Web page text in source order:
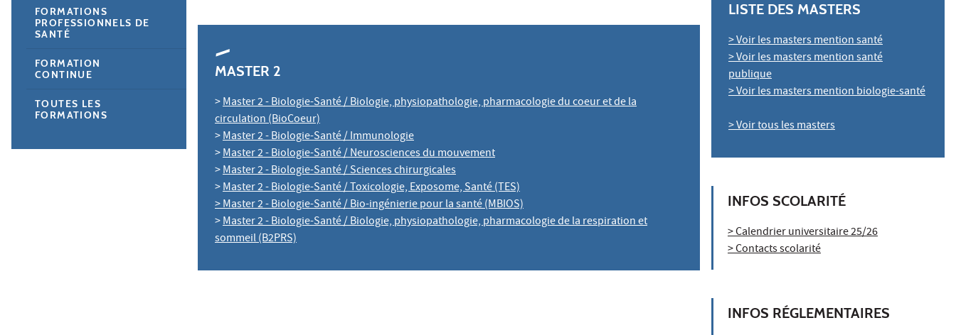
MASTER 2
>Master 2 - Biologie-Santé / Biologie, physiopathologie, pharmacologie du coeur et de la
circulation (BioCoeur)
>Master 2 - Biologie-Santé / Immunologie
>Master 2 - Biologie-Santé / Neurosciences du mouvement
>Master 2 - Biologie-Santé / Sciences chirurgicales
>Master 2 - Biologie-Santé / Toxicologie, Exposome, Santé (TES)
> Master 2 - Biologie-Santé / Bio-ingénierie pour la santé (MBIOS)
>Master 2 - Biologie-Santé / Biologie, physiopathologie, pharmacologie de la respiration et
sommeil (B2PRS)
LISTE DES MASTERS
> Voir les masters mention santé
> Voir les masters mention santé
publique
> Voir les masters mention biologie-santé
> Voir tous les masters
INFOS SCOLARITÉ
> Calendrier universitaire 25/26
> Contacts scolarité
INFOS RÉGLEMENTAIRES
FORMATIONS
PROFESSIONNELS DE
SANTÉ
FORMATION
CONTINUE
TOUTES LES
FORMATIONS